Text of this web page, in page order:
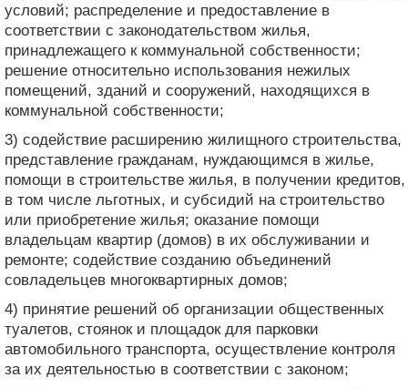
условий; распределение и предоставление в
соответствии с законодательством жилья,
принадлежащего к коммунальной собственности;
решение относительно использования нежилых
помещений, зданий и сооружений, находящихся в
коммунальной собственности;
3) содействие расширению жилищного строительства,
представление гражданам, нуждающимся в жилье,
помощи в строительстве жилья, в получении кредитов,
в том числе льготных, и субсидий на строительство
или приобретение жилья; оказание помощи
владельцам квартир (домов) в их обслуживании и
ремонте; содействие созданию объединений
совладельцев многоквартирных домов;
4) принятие решений об организации общественных
туалетов, стоянок и площадок для парковки
автомобильного транспорта, осуществление контроля
за их деятельностью в соответствии с законом;